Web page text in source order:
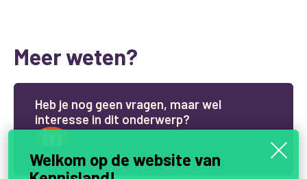
Meer weten?
Heb je nog geen vragen, maarwel
interesse in dit onderwerp?
Samen vernieuwen.
Welkom op de website van